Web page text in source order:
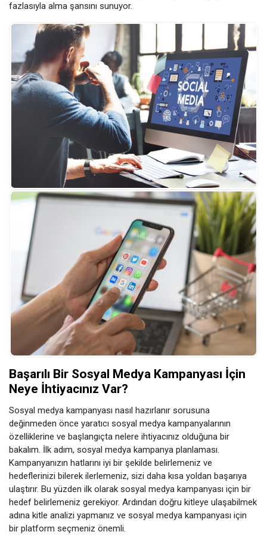
fazlasıyla alma şansını sunuyor.
Başarılı Bir Sosyal Medya Kampanyası İçin
Neye İhtiyacınız Var?
Sosyal medya kampanyası nasıl hazırlanır sorusuna
değinmeden önce yaratıcı sosyal medya kampanyalarının
özelliklerine ve başlangıçta nelere ihtiyacınız olduğuna bir
bakalım. İlk adım, sosyal medya kampanya planlaması.
Kampanyanızın hatlarını iyi bir şekilde belirlemeniz ve
hedeflerinizi bilerek ilerlemeniz, sizi daha kısa yoldan başarıya
ulaştırır. Bu yüzden ilk olarak sosyal medya kampanyası için bir
hedef belirlemeniz gerekiyor. Ardından doğru kitleye ulaşabilmek
adına kitle analizi yapmanız ve sosyal medya kampanyası için
bir platform seçmeniz önemli.